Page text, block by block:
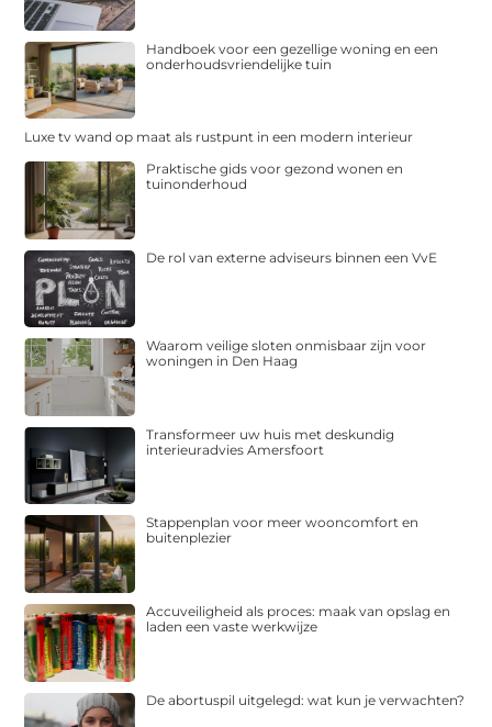
Handboek voor een gezellige woning en een
onderhoudsvriendelijke tuin
Luxe tv wand op maat als rustpunt in een modern interieur
Praktische gids voor gezond wonen en
tuinonderhoud
De rol van externe adviseurs binnen een VvE
Waarom veilige sloten onmisbaar zijn voor
woningen in Den Haag
Transformeer uw huis met deskundig
interieuradvies Amersfoort
Stappenplan voor meer wooncomfort en
buitenplezier
Accuveiligheid als proces: maak van opslag en
laden een vaste werkwijze
De abortuspil uitgelegd: wat kun je verwachten?